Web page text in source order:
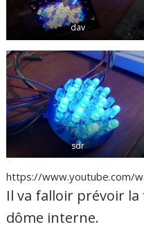
dav
sdr
https://www.youtube.com/
Il va falloir prévoir
dôme interne.